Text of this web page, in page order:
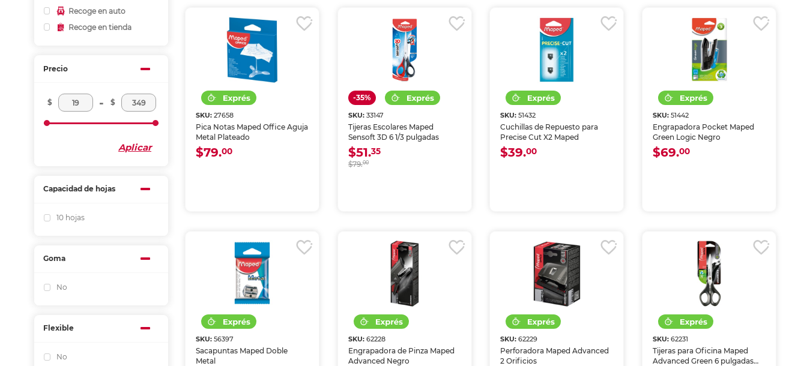
Recoge en auto
Recoge en tienda
Precio
$ - $
Aplicar
Capacidad de hojas
10 hojas
Goma
No
Flexible
No
SKU:27658
Pica Notas Maped Office Aguja
Metal Plateado
$79.00
-35%
SKU: 33147
Tijeras Escolares Maped
Sensoft 3D 6 1/3 pulgadas
$51.35
$79.00
SKU:51432
Cuchillas de Repuesto para
Precise Cut X2 Maped
$39.00
SKU: 51442
Engrapadora Pocket Maped
Green Logic Negro
$69.00
SKU:56397
Sacapuntas Maped Doble
Metal
SKU: 62228
Engrapadora de Pinza Maped
Advanced Negro
SKU:62229
Perforadora Maped Advanced
2 Orificios
SKU: 62231
Tijeras para Oficina Maped
Advanced Green 6 pulgadas